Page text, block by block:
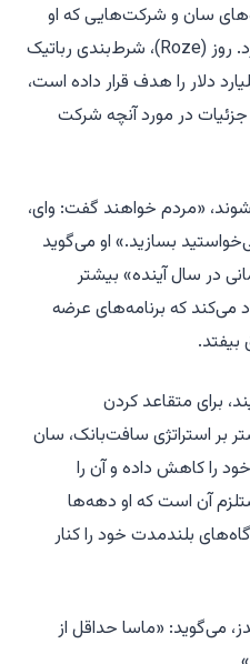
سان و شرکت‌هایی که او
قصد دارد وارد بازار کند، وجود دارد. روز (Roze)، شرط‌بندی رباتیک
ارزش‌گذاری تا ۱۰۰ میلیارد دلار را هدف قرار داده است،
در مورد آنچه شرکت
«مردم خواهند گفت: وای،
بسازید.» او می‌گوید
در سال آینده» بیشتر
می‌کند که برنامه‌های عرضه
برای متقاعد کردن
بر استراتژی سافت‌بانک، سان
را کاهش داده و آن را
آن است که او دهه‌ها
بلندمدت خود را کنار
می‌گوید: «ماسا حداقل از